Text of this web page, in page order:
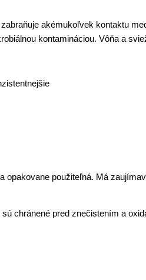
akémukoľvek kontaktu
kontamináciou. Vôňa a
opakovane použiteľná. Má
chránené pred znečistením a